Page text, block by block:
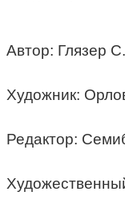
Автор: Глязер С.
Художник:
Редактор: